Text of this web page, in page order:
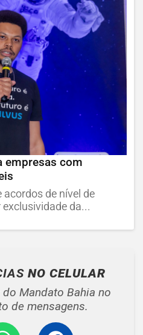
empresas com
de nível de
da...
NO CELULAR
Mandato Bahia no
de mensagens.